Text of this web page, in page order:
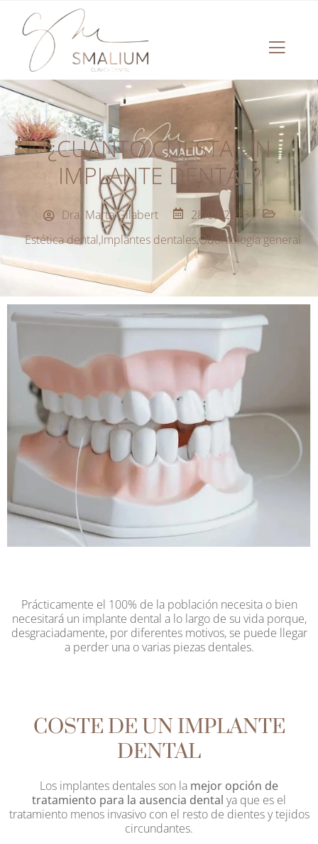
¿CUÁNTO CUESTA UN
IMPLANTE DENTAL?
Dra. Marta Gilabert
28/09/2023
Estética dental,Implantes dentales,Odontología general
Prácticamente el 100% de la población necesita o bien
necesitará un implante dental a lo largo de su vida porque,
desgraciadamente, por diferentes motivos, se puede llegar
a perder una o varias piezas dentales.
COSTE DE UN IMPLANTE
DENTAL
Los implantes dentales son la mejor opción de
tratamiento para la ausencia dental ya que es el
tratamiento menos invasivo con el resto de dientes y tejidos
circundantes.